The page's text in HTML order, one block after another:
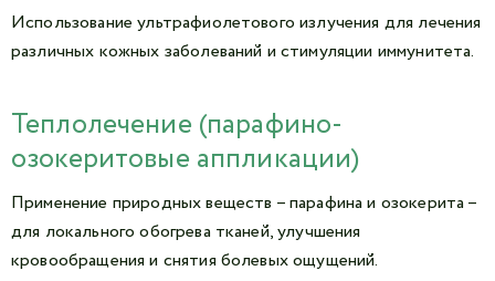
Использование ультрафиолетового излучения для лечения
различных кожных заболеваний и стимуляции иммунитета.
Теплолечение (парафино-
озокеритовые аппликации)
Применение природных веществ – парафина и озокерита –
для локального обогрева тканей, улучшения
кровообращения и снятия болевых ощущений.